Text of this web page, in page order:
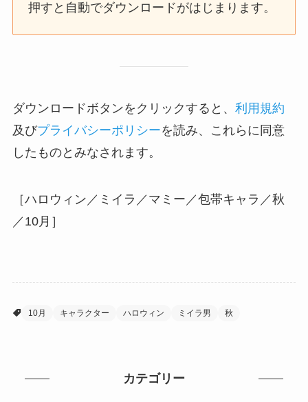
押すと自動でダウンロードがはじまります。
ダウンロードボタンをクリックすると、 利用規約
及びプライバシーポリシーを読み、これらに同意
したものとみなされます。
［ハロウィン／ミイラ／マミー／包帯キャラ／秋
／10月］
10月 キャラクター ハロウィン ミイラ男 秋
カテゴリー